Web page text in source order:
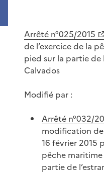
Arrêté n°025/2015
de l’exercice de la
pied sur la partie
Calvados
Modifié par :
Arrêté n°032/
modification de
16 février 2015
pêche
partie de